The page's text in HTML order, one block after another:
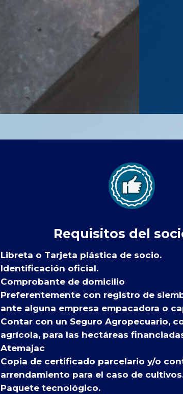
Requisitos del
Libreta o Tarjeta plástica de socio.
Identificación oficial.
Comprobante de domicilio
Preferentemente con registro de
ante alguna empresa empacadora o
Contar con un Seguro Agropecuario,
agrícola, para las hectáreas
Atemajac
Copia de certificado parcelario y/o
arrendamiento para el caso de
Paquete tecnológico.